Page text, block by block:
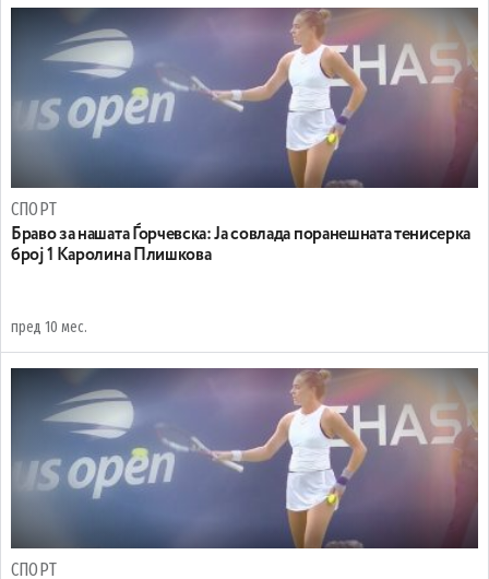
СПОРТ
Браво за нашата Ѓорчевска: Jа совлада поранешната тенисерка
број 1 Каролина Плишкова
пред 10 мес.
СПОРТ